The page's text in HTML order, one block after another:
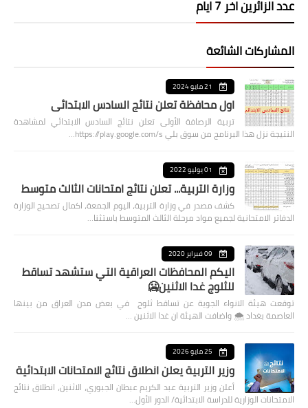
عدد الزائرين اخر 7 ايام
المشاركات الشائعة
21 مايو 2024
اول محافظة تعلن نتائج السادس الابتدائي
تربية الرصافة الأولى تعلن نتائج السادس الابتدائي لمشاهدة
النتيجة نزل هذا البرنامج من سوق بلي https://play.google.com/s…
01 يوليو 2022
وزارة التربية... تعلن نتائج امتحانات الثالث متوسط
كشف مصدر في وزارة التربية، اليوم الجمعة، اكمال تصحيح الوزارة
الدفاتر الامتحانية لجميع مواد مرحلة الثالث المتوسط باستثنا…
09 فبراير 2020
اليكم المحافظات العراقية التي ستشهد تساقط
للثلوج غدا الاثنين🥶
توقعت هيئة الانواء الجوية عن تساقط ثلوج في بعض مدن العراق من بينها
العاصمة بغداد ⁦🌨️⁩ واضافت الهيئة ان غدا الاثنين …
25 مايو 2026
وزير التربية يعلن انطلاق نتائج الامتحانات الابتدائية
أعلن وزير التربية عبد الكريم عبطان الجبوري، الاثنين، انطلاق نتائج
الامتحانات الوزارية للدراسة الابتدائية/ الدور الأول…